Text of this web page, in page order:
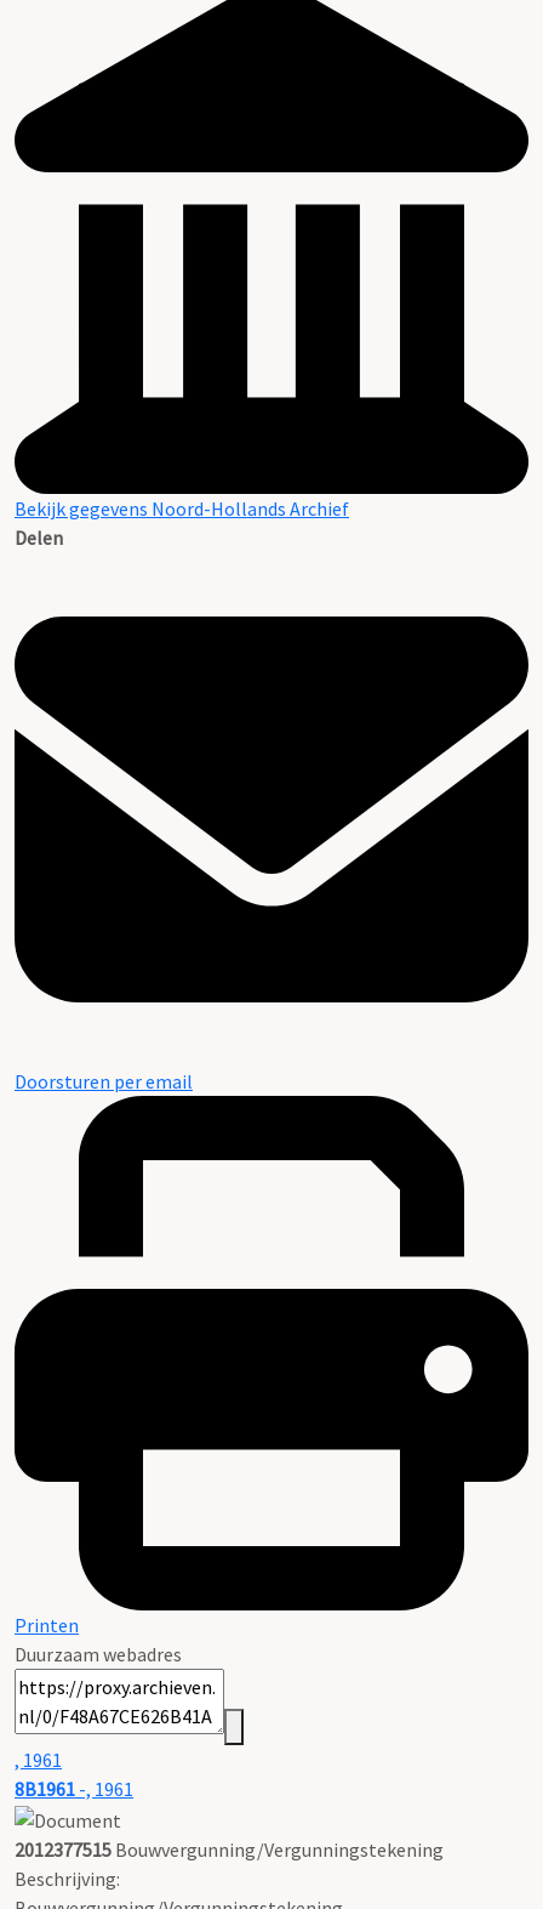
Bekijk gegevens Noord-Hollands Archief
Delen
Doorsturen per email
Printen
Duurzaam webadres
, 1961
8B1961 -, 1961
2012377515 Bouwvergunning/Vergunningstekening
Beschrijving: